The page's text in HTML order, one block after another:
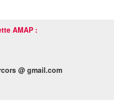
AMAP :
@ gmail.com